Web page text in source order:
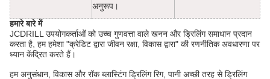
अनुरूप।
हमारे बारे में
JCDRILL उपयोगकर्ताओं को उच्च गुणवत्ता वाले खनन और ड्रिलिंग समाधान प्रदान
करता है, हम हमेशा "क्रेडिट द्वारा जीवन रक्षा, विकास द्वारा" की रणनीतिक अवधारणा पर
ध्यान केंद्रित करते हैं।
हम अनुसंधान, विकास और रॉक ब्लास्टिंग ड्रिलिंग रिग, पानी अच्छी तरह से ड्रिलिंग